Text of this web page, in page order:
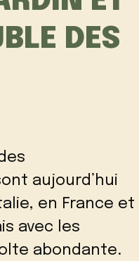
DES
aujourd’hui
en France et
avec les
abondante.